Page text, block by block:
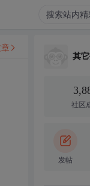
其
社区
发帖